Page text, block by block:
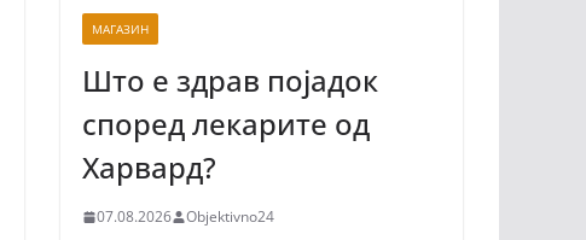
МАГАЗИН
Што е здрав појадок
според лекарите од
Харвард?
07.08.2026 Objektivno24